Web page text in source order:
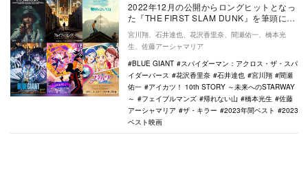
2022年12月の公開からロングヒットとなっ
た『THE FIRST SLAM DUNK』を筆頭に、
日本発の人気IPをハリウッドで…
宮川翔、石井達也、花沢香里奈、間瀬佑一、橋本光
生、佐藤アーシャマリア
BLUE GIANT
スパイダーマン：アクロス・ザ・スパ
イダーバース
花沢香里奈 石井達也 宮川翔
間瀬
佑一
アイカツ！ 10th STORY ～未来へのSTARWAY
～
フェイブルマンズ 帰れない山 橋本光生
佐藤
アーシャマリア
ザ・キラー 2023年間ベスト
2023
ベスト映画